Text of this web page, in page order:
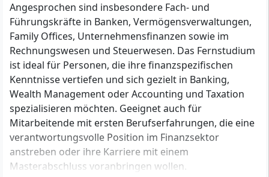
Angesprochen sind insbesondere Fach- und
Führungskräfte in Banken, Vermögensverwaltungen,
Family Offices, Unternehmensfinanzen sowie im
Rechnungswesen und Steuerwesen. Das Fernstudium
ist ideal für Personen, die ihre finanzspezifischen
Kenntnisse vertiefen und sich gezielt in Banking,
Wealth Management oder Accounting und Taxation
spezialisieren möchten. Geeignet auch für
Mitarbeitende mit ersten Berufserfahrungen, die eine
verantwortungsvolle Position im Finanzsektor
anstreben oder ihre Karriere mit einem
Masterabschluss voranbringen wollen.